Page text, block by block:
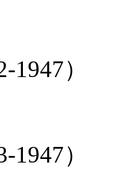
1947）
）